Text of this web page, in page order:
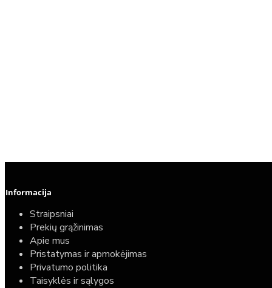
Informacija
Straipsniai
Prekių grąžinimas
Apie mus
Pristatymas ir apmokėjimas
Privatumo politika
Taisyklės ir sąlygos